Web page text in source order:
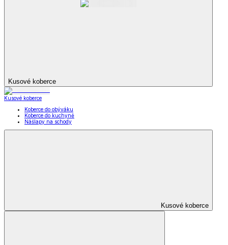
Kusové koberce
Kusové koberce
Koberce do obýváku
Koberce do kuchyně
Nášlapy na schody
Kusové koberce